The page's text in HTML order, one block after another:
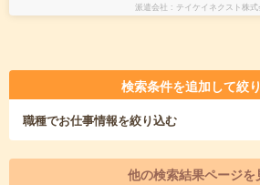
派遣会社 テイケイネクスト株式
検索条件を追加して絞
職種でお仕事情報を絞り込む
他の検索結果ページを